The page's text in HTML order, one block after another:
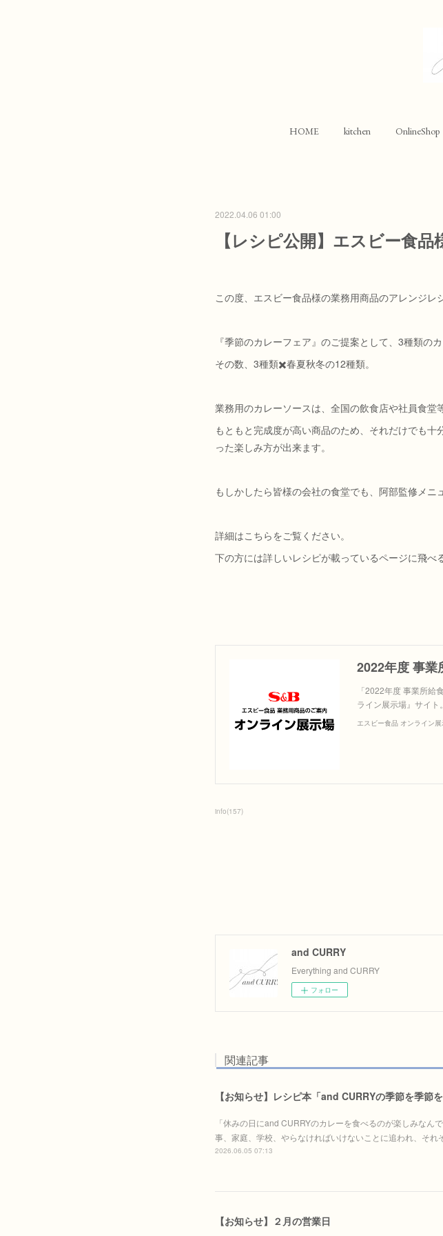
HOME kitchen OnlineShop
2022.04.06 01:00
【レシピ公開】エスビー食
この度、エスビー食品様の業務用商品のアレンジレ
『季節のカレーフェア』のご提案として、3種類の
その数、3種類✖️春夏秋冬の12種類。
業務用のカレーソースは、全国の飲食店や社員食堂
もともと完成度が高い商品のため、それだけでも
った楽しみ方が出来ます。
もしかしたら皆様の会社の食堂でも、阿部監修メニ
詳細はこちらをご覧ください。
下の方には詳しいレシピが載っているページに飛べ
「2022年度 事業所給
ライン展示場』サイ
エスビー食品 オンライン
info(157)
and CURRY
Everything and CURRY
フォロー
関連記事
【お知らせ】レシピ本「and CURRYの季節を季節
「休みの日にand CURRYのカレーを食べるのが楽しみなん
事、家庭、学校、やらなければいけないことに追われ、それ
2026.06.05 07:13
【お知らせ】２月の営業日